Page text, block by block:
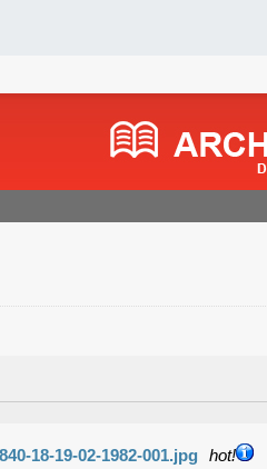
18-19-02-1982-001.jpg hot!